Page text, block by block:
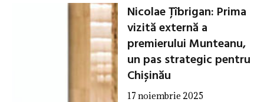
Nicolae Țîbrigan: Prima
vizită externă a
premierului Munteanu,
un pas strategic pentru
Chișinău
17 noiembrie 2025